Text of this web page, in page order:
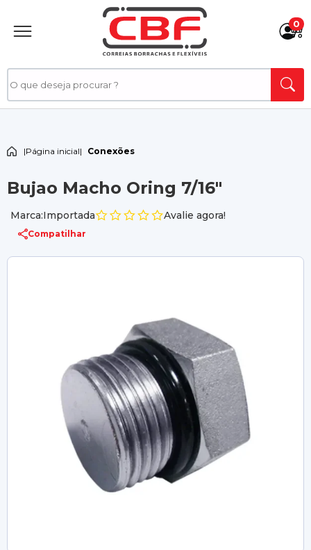
0
|Página inicial| Conexões
Bujao Macho Oring 7/16"
Marca:Importada Avalie agora!
Compatilhar